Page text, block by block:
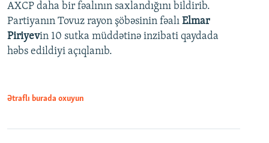
AXCP daha bir fəalının saxlandığını bildirib.
Partiyanın Tovuz rayon şöbəsinin fəalı Elmar
Piriyevin 10 sutka müddətinə inzibati qaydada
həbs edildiyi açıqlanıb.
Ətraflı burada oxuyun